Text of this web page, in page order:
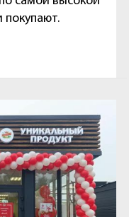
покупают.